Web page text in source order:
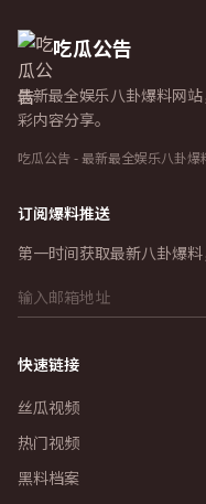
吃瓜公告
最新最全娱乐八卦爆料网
彩内容分享。
吃瓜公告 - 最新最全娱乐八卦爆
订阅爆料推送
第一时间获取最新八卦爆料
快速链接
丝瓜视频
热门视频
黑料档案